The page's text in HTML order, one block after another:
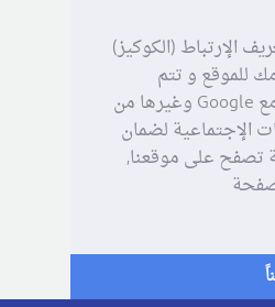
الإرتباط (الكوكيز)
للموقع و تتم
مشاركة بعض المعلومات مع Google وغيرها من
الإجتماعية لضمان
على موقعنا,